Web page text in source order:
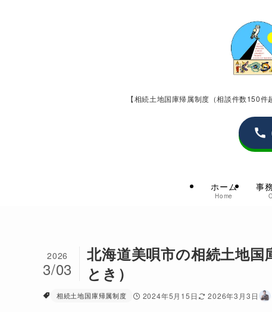
【相続土地国庫帰属制度（相談件数150
ホーム
Home
事
北海道美唄市の相続土地
とき）
2026
3/03
相続土地国庫帰属制度 2024年5月15日 2026年3月3日